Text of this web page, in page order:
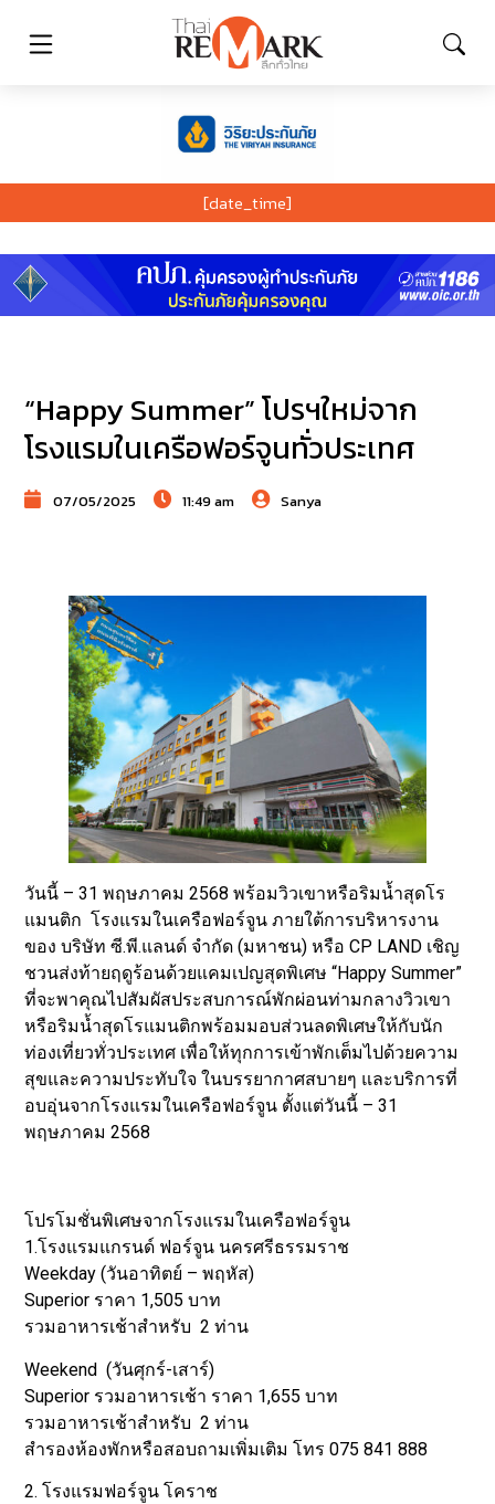
[date_time]
“Happy Summer” โปรฯใหม่จาก
โรงแรมในเครือฟอร์จูนทั่วประเทศ
07/05/2025 11:49 am Sanya
วันนี้ – 31 พฤษภาคม 2568 พร้อมวิวเขาหรือริมน้ำสุดโร
แมนติก โรงแรมในเครือฟอร์จูน ภายใต้การบริหารงาน
ของ บริษัท ซี.พี.แลนด์ จำกัด (มหาชน) หรือ CP LAND เชิญ
ชวนส่งท้ายฤดูร้อนด้วยแคมเปญสุดพิเศษ “Happy Summer”
ที่จะพาคุณไปสัมผัสประสบการณ์พักผ่อนท่ามกลางวิวเขา
หรือริมน้ำสุดโรแมนติกพร้อมมอบส่วนลดพิเศษให้กับนัก
ท่องเที่ยวทั่วประเทศ เพื่อให้ทุกการเข้าพักเต็มไปด้วยความ
สุขและความประทับใจ ในบรรยากาศสบายๆ และบริการที่
อบอุ่นจากโรงแรมในเครือฟอร์จูน ตั้งแต่วันนี้ – 31
พฤษภาคม 2568
โปรโมชั่นพิเศษจากโรงแรมในเครือฟอร์จูน
1.โรงแรมแกรนด์ ฟอร์จูน นครศรีธรรมราช
Weekday (วันอาทิตย์ – พฤหัส)
Superior ราคา 1,505 บาท
รวมอาหารเช้าสำหรับ 2 ท่าน
Weekend (วันศุกร์-เสาร์)
Superior รวมอาหารเช้า ราคา 1,655 บาท
รวมอาหารเช้าสำหรับ 2 ท่าน
สำรองห้องพักหรือสอบถามเพิ่มเติม โทร 075 841 888
2. โรงแรมฟอร์จูน โคราช